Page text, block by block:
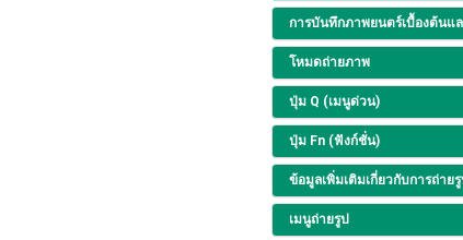
การบันทึกภาพยนตร์เบื้องต้นแล
โหมดถ่ายภาพ
ปุ่ม Q (เมนูด่วน)
ปุ่ม Fn (ฟังก์ชั่น)
ข้อมูลเพิ่มเติมเกี่ยวกับการถ่ายรู
เมนูถ่ายรูป